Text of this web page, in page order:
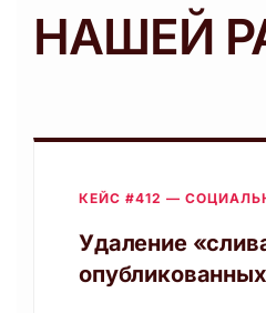
НАШЕЙ
КЕЙС #412 —
Удаление